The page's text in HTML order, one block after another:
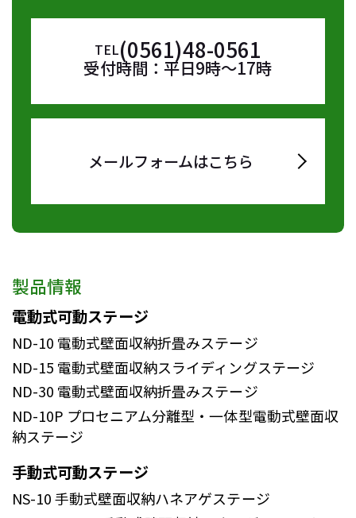
TEL(0561)48-0561
受付時間：平日9時～17時
メールフォームはこちら
製品情報
電動式可動ステージ
ND-10 電動式壁面収納折畳みステージ
ND-15 電動式壁面収納スライディングステージ
ND-30 電動式壁面収納折畳みステージ
ND-10P プロセニアム分離型・一体型電動式壁面収
納ステージ
手動式可動ステージ
NS-10手動式壁面収納ハネアゲステージ